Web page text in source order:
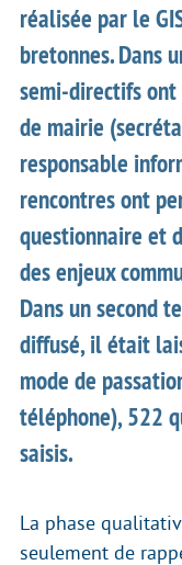
réalisée par le
bretonnes. Dans
semi-directifs ont
de mairie
responsable
rencontres ont
questionnaire et
des enjeux
Dans un second
diffusé, il était
mode de
téléphone), 522
saisis.
La phase
seulement de